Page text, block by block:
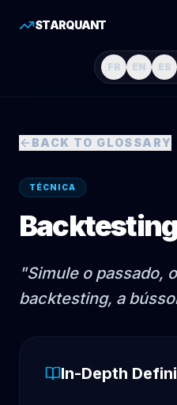
STARQUANT
FR EN ES
BACK TO GLOSSARY
TÉCNICA
"Simule o passado,
backtesting, a
In-Depth